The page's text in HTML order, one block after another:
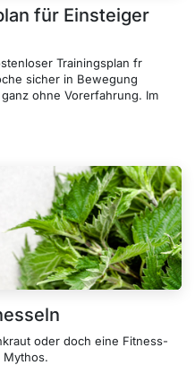
für Einsteiger
Trainingsplan fr
sicher in Bewegung
ohne Vorerfahrung. Im
oder doch eine Fitness-
Mythos.